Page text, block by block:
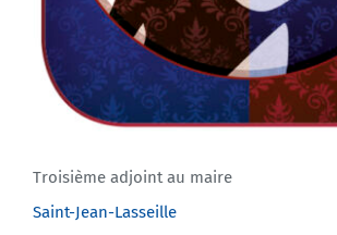
Troisième adjoint au maire
Saint-Jean-Lasseille